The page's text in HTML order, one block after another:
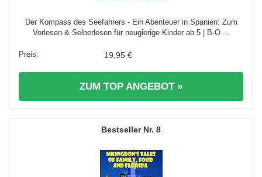
Der Kompass des Seefahrers - Ein Abenteuer in Spanien: Zum
Vorlesen & Selberlesen für neugierige Kinder ab 5 | B-O ...
19,95 €
ZUM TOP ANGEBOT »
8